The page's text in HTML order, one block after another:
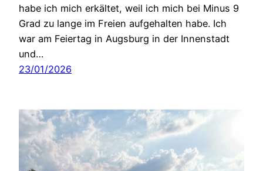
habe ich mich erkältet, weil ich mich bei Minus 9
Grad zu lange im Freien aufgehalten habe. Ich
war am Feiertag in Augsburg in der Innenstadt
und…
23/01/2026